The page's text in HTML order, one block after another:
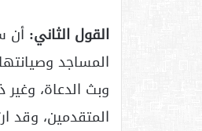
القول الثاني: أن
المساجد
وبث الدعاة،
المتقدمين، وقد